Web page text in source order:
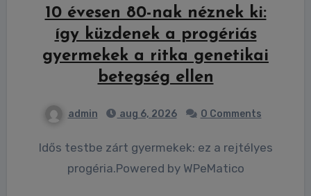
10 évesen 80-nak néznek ki:
így küzdenek a progériás
gyermekek a ritka genetikai
betegség ellen
admin aug 6, 2026 0 Comments
Idős testbe zárt gyermekek: ez a rejtélyes
progéria.Powered by WPeMatico